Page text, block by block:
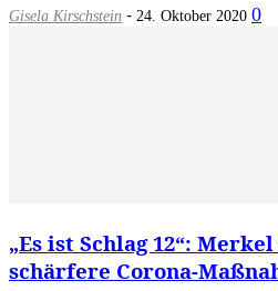
Gisela Kirschstein - 24. Oktober 2020 0
„Es ist Schlag 12“:
schärfere Corona-